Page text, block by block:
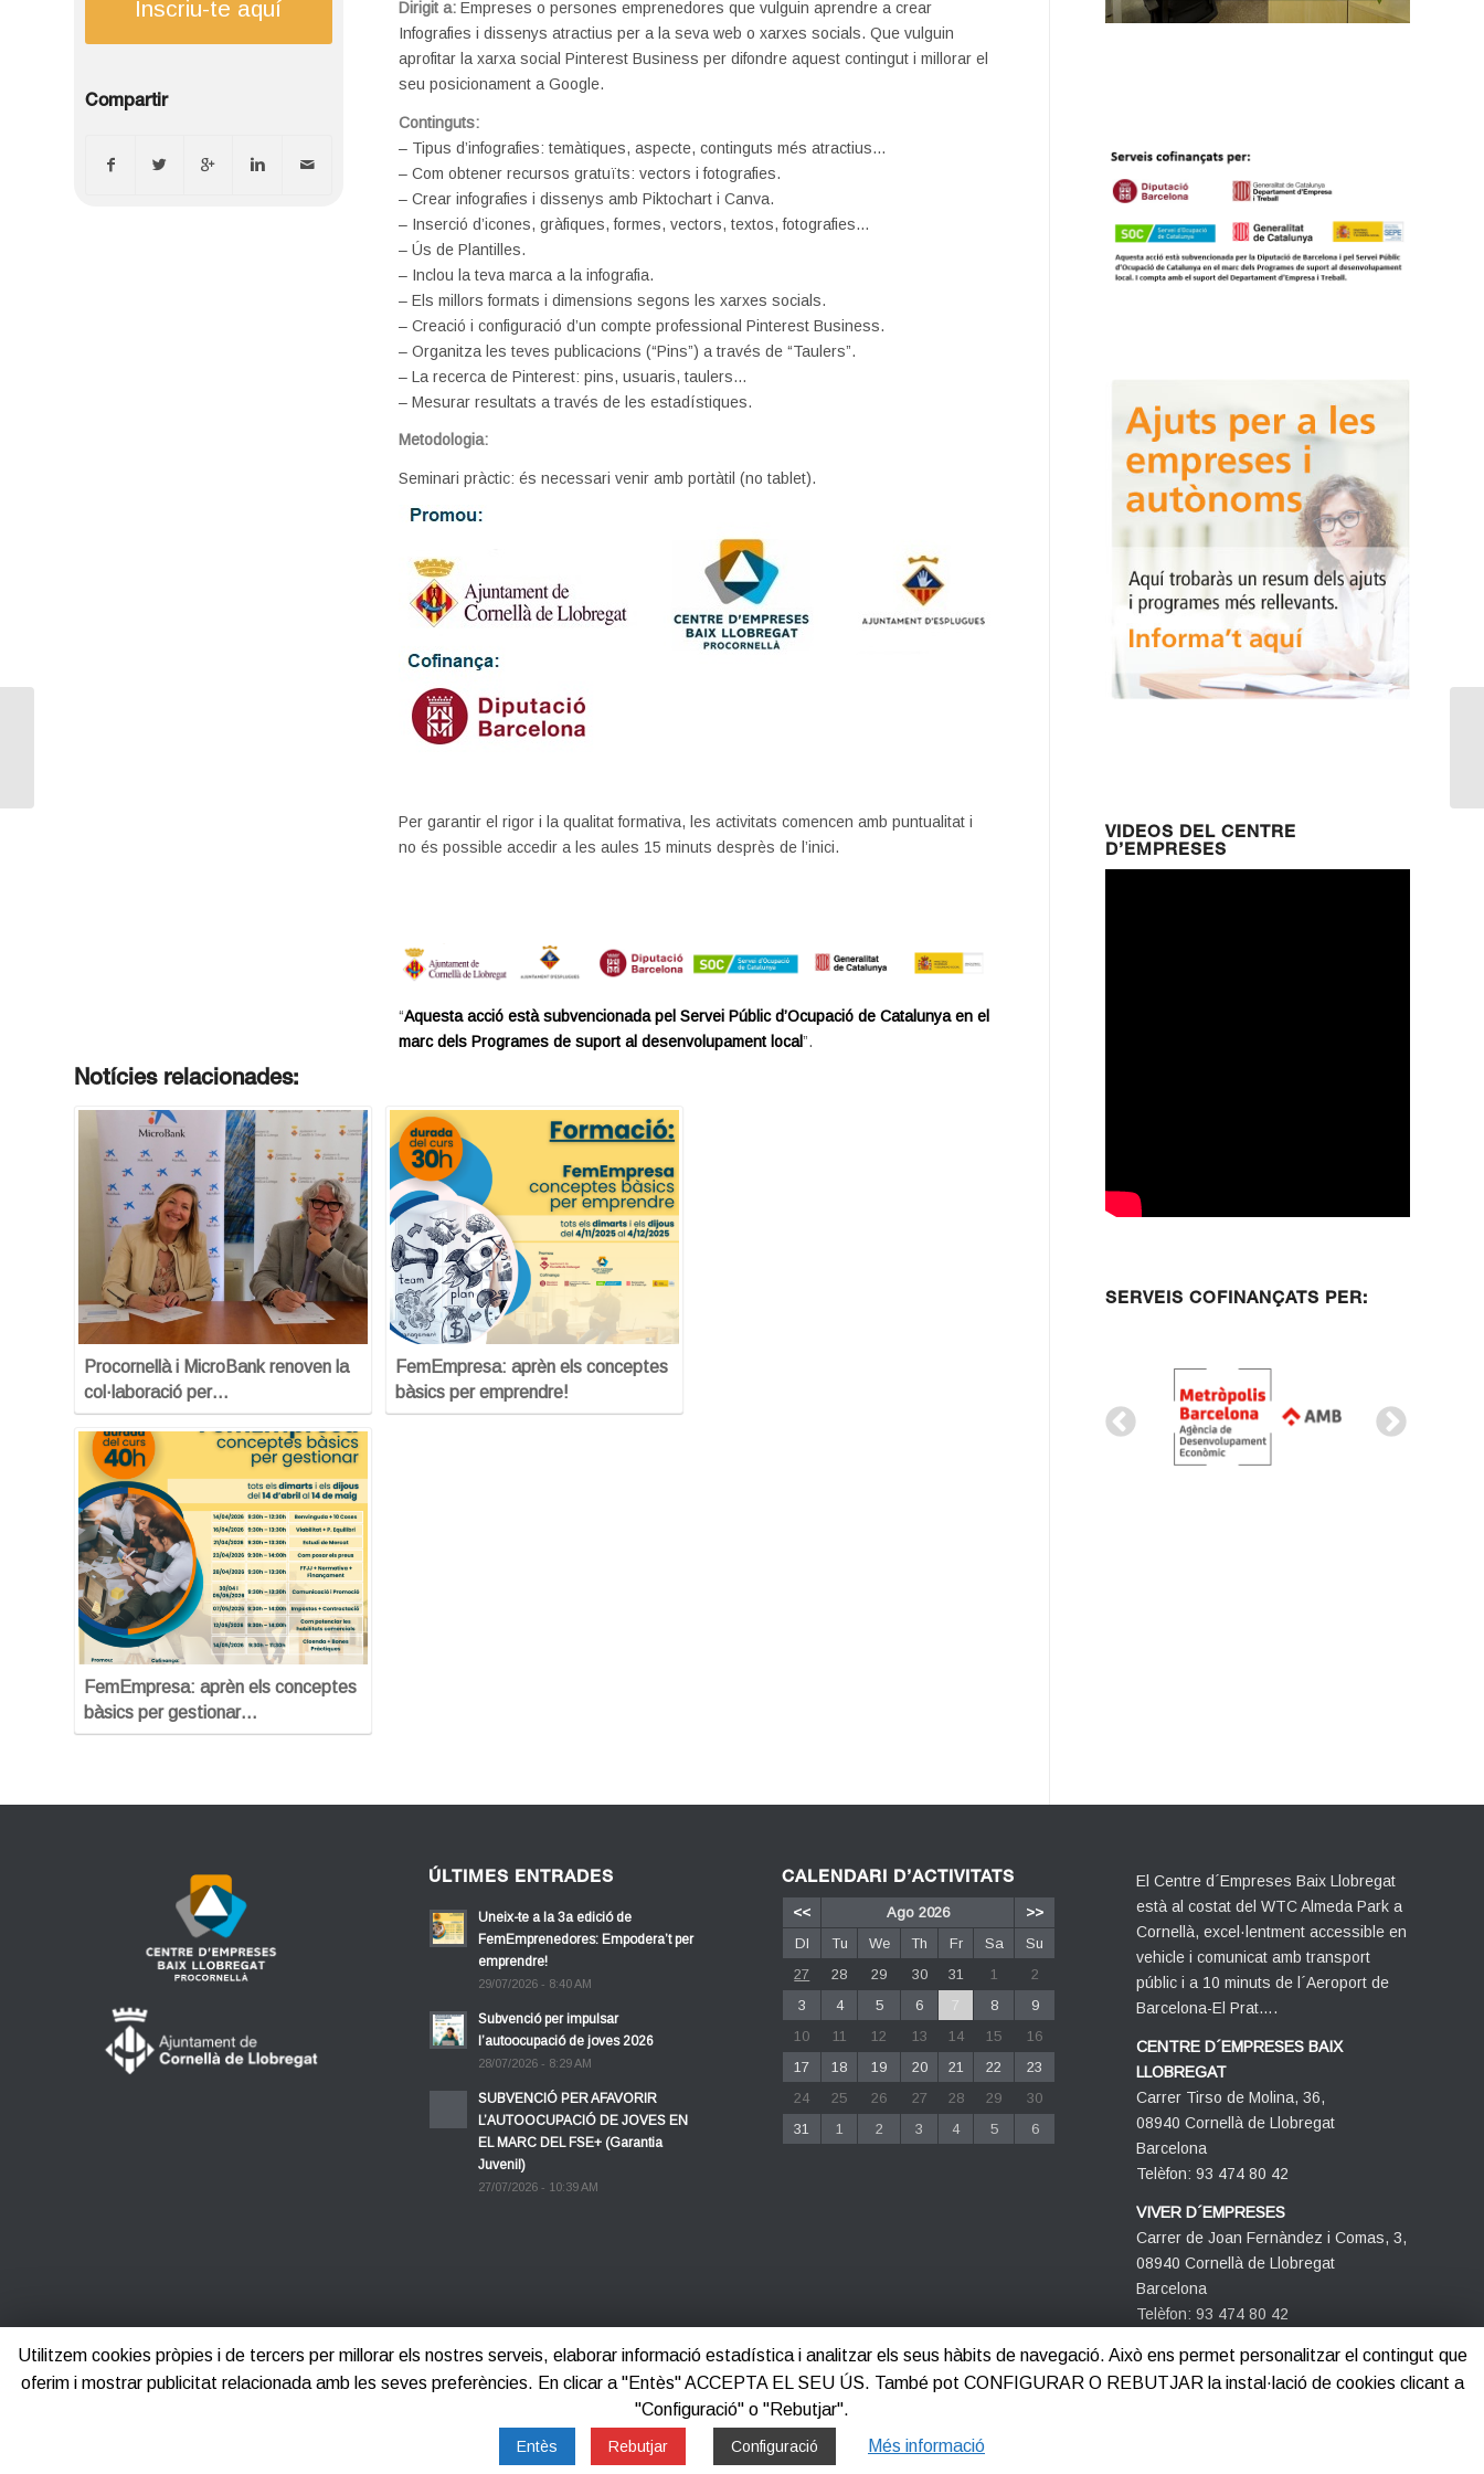
Inscriu-te aquí
Compartir
Dirigit a:Empreses o persones emprenedores que vulguin aprendre a crear
Infografies i dissenys atractius per a la seva web o xarxes socials. Que vulguin
aprofitar la xarxa social Pinterest Business per difondre aquest contingut i millorar el
seu posicionament a Google.
Continguts:
– Tipus d’infografies: temàtiques, aspecte, continguts més atractius…
– Com obtener recursos gratuïts: vectors i fotografies.
– Crear infografies i dissenys amb Piktochart i Canva.
– Inserció d’icones, gràfiques, formes, vectors, textos, fotografies…
– Ús de Plantilles.
– Inclou la teva marca a la infografia.
– Els millors formats i dimensions segons les xarxes socials.
– Creació i configuració d’un compte professional Pinterest Business.
– Organitza les teves publicacions (“Pins”) a través de “Taulers”.
– La recerca de Pinterest: pins, usuaris, taulers…
– Mesurar resultats a través de les estadístiques.
Metodologia:
Seminari pràctic: és necessari venir amb portàtil (no tablet).
Per garantir el rigor i la qualitat formativa, les activitats comencen amb puntualitat i
no és possible accedir a les aules 15 minuts desprès de l’inici.
“Aquesta acció està subvencionada pel Servei Públic d’Ocupació de Catalunya en el
marc dels Programes de suport al desenvolupament local”.
Notícies relacionades:
Procornellà i MicroBank renoven la
col·laboració per…
FemEmpresa: aprèn els conceptes
bàsics per gestionar…
FemEmpresa: aprèn els conceptes
bàsics per emprendre!
VIDEOS DEL CENTRE
D’EMPRESES
SERVEIS COFINANÇATS PER:
ÚLTIMES ENTRADES
Uneix-te a la 3a edició de
FemEmprenedores: Empodera’t per
emprendre!
29/07/2026 - 8:40 AM
Subvenció per impulsar
l’autoocupació de joves 2026
28/07/2026 - 8:29 AM
SUBVENCIÓ PER AFAVORIR
L’AUTOOCUPACIÓ DE JOVES EN
EL MARC DEL FSE+ (Garantia
Juvenil)
27/07/2026 - 10:39 AM
CALENDARI D’ACTIVITATS
<< Ago 2026
>>
Dl
Tu We Th Fr Sa
Su
27
28 29 30 31 1
2
3
4 5 6 7 8
9
10
11 12 13 14 15
16
17
18 19 20 21 22
23
24
25 26 27 28 29
30
31
1 2 3 4 5 6
El Centre d´Empreses Baix Llobregat
està al costat del WTC Almeda Park a
Cornellà, excel·lentment accessible en
vehicle i comunicat amb transport
públic i a 10 minuts de l´Aeroport de
Barcelona-El Prat….
CENTRE D´EMPRESES BAIX
LLOBREGAT
Carrer Tirso de Molina, 36,
08940 Cornellà de Llobregat
Barcelona
Telèfon: 93 474 80 42
VIVER D´EMPRESES
Carrer de Joan Fernàndez i Comas, 3,
08940 Cornellà de Llobregat
Barcelona
Telèfon: 93 474 80 42
Política de privacitat Política de cookies
Utilitzem cookies pròpies i de tercers per millorar els nostres serveis, elaborar informació estadística i analitzar els seus hàbits de navegació. Això ens permet personalitzar el contingut que
oferim i mostrar publicitat relacionada amb les seves preferències. En clicar a "Entès" ACCEPTA EL SEU ÚS. També pot CONFIGURAR O REBUTJAR la instal·lació de cookies clicant a
"Configuració" o "Rebutjar".
Entès Rebutjar Configuració Més informació